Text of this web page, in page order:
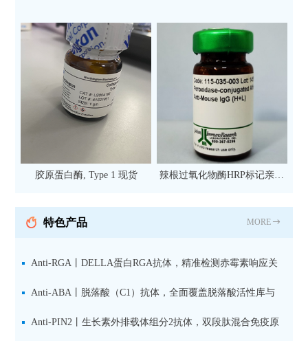
次）
胶原蛋白酶, Type 1 现货
辣根过氧化物酶HRP标记亲和
抗 现货
特色产品 MORE
Anti-RGA丨DELLA蛋白RGA抗体，精准检测赤霉素响应关
键抑制因子
Anti-ABA丨脱落酸（C1）抗体，全面覆盖脱落酸活性库与
储存库
Anti-PIN2丨生长素外排载体组分2抗体，双段肽混合免疫原